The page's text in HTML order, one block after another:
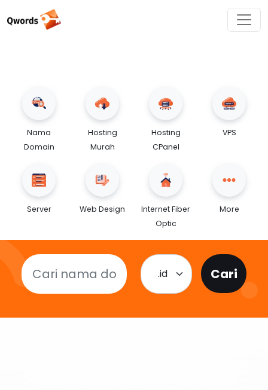
Nama
Domain
Hosting
Murah
Hosting
CPanel
VPS
Server Web Design
Internet Fiber
Optic
More
.id Cari